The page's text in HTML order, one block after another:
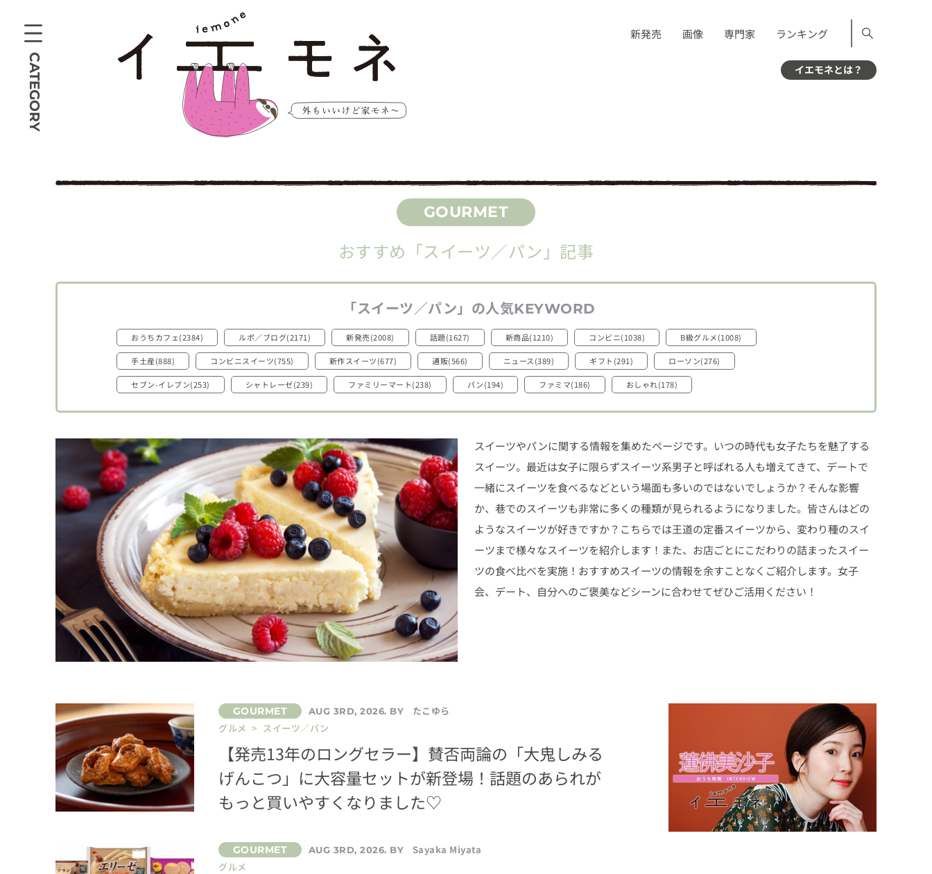
CATEGORY
新発売 画像 専門家 ランキング
イエモネとは？
おすすめ 「スイーツ／パン」 記事
「スイーツ／パン」 の人気KEYWORD
おうちカフェ(2384) ルポ／ブログ(2171) 新発売(2008) 話題(1627) 新商品(1210) コンビニ(1038) B級グルメ(1008)
手土産(888) コンビニスイーツ(755) 新作スイーツ(677) 通販(566) ニュース(389) ギフト(291) ローソン(276)
セブン-イレブン(253) シャトレーゼ(239) ファミリーマート(238) パン(194) ファミマ(186) おしゃれ(178)
スイーツやパンに関する情報を集めたページです。いつの時代も女子たちを魅了する
スイーツ。最近は女子に限らずスイーツ系男子と呼ばれる人も増えてきて、デートで
一緒にスイーツを食べるなどという場面も多いのではないでしょうか？そんな影響
か、巷でのスイーツも非常に多くの種類が見られるようになりました。皆さんはどの
ようなスイーツが好きですか？こちらでは王道の定番スイーツから、変わり種のスイ
ーツまで様々なスイーツを紹介します！また、お店ごとにこだわりの詰まったスイー
ツの食べ比べを実施！おすすめスイーツの情報を余すことなくご紹介します。女子
会、デート、自分へのご褒美などシーンに合わせてぜひご活用ください！
AUG 3RD, 2026. BY
たこゆら
グルメ > スイーツ／パン
【発売13年のロングセラー】賛否両論の「大鬼しみる
げんこつ」に大容量セットが新登場！話題のあられが
もっと買いやすくなりました♡
AUG 3RD, 2026. BY
Sayaka Miyata
グルメ